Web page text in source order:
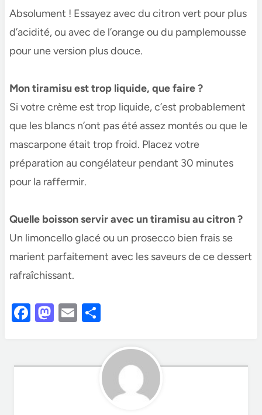
Absolument ! Essayez avec du citron vert pour plus
d’acidité, ou avec de l’orange ou du pamplemousse
pour une version plus douce.
Mon tiramisu est trop liquide, que faire ?
Si votre crème est trop liquide, c’est probablement
que les blancs n’ont pas été assez montés ou que le
mascarpone était trop froid. Placez votre
préparation au congélateur pendant 30 minutes
pour la raffermir.
Quelle boisson servir avec un tiramisu au citron ?
Un limoncello glacé ou un prosecco bien frais se
marient parfaitement avec les saveurs de ce dessert
rafraîchissant.
F
e
M
d
E S
ar
e